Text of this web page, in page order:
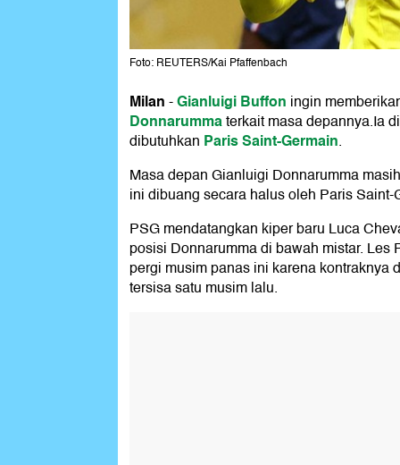
Foto: REUTERS/Kai Pfaffenbach
Milan-Gianluigi Buffon ingin
Donnarummaterkait masa depannya.Ia
dibutuhkan Paris Saint-Germain.
Masa depan Gianluigi Donnarumma
ini dibuang secara halus oleh Paris Saint-
PSG mendatangkan kiper baru Luca
posisi Donnarumma di bawah mistar.
pergi musim panas ini karena kontraknya
tersisa satu musim lalu.